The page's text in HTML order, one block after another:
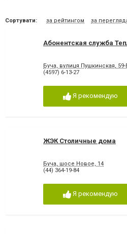
Сортувати: за рейтингом за
Абонентская служба
Буча, вулиця Пушкинская, 59-
(4597) 6-13-27
Я рекомендую
ЖЭК Столичные дома
Буча, шосе Новое, 14
(44) 364-19-84
Я рекомендую